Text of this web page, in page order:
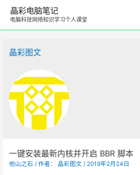
晶彩电脑笔记
电脑科技网络知识学习个人课堂
晶彩图文
一键安装最新内核并开启 BBR 脚本
他山之石 / 作者： 晶彩图文 / 2019年2月24日